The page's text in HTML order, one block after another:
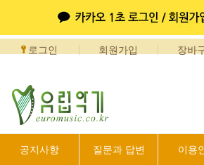
로그인 회원가입 장바
공지사항 질문과 답변 이용